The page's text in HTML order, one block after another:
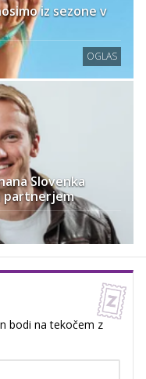
iz sezone v
OGLAS
Slovenka
partnerjem
bodi na tekočem z